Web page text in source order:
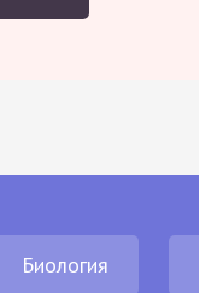
Биология